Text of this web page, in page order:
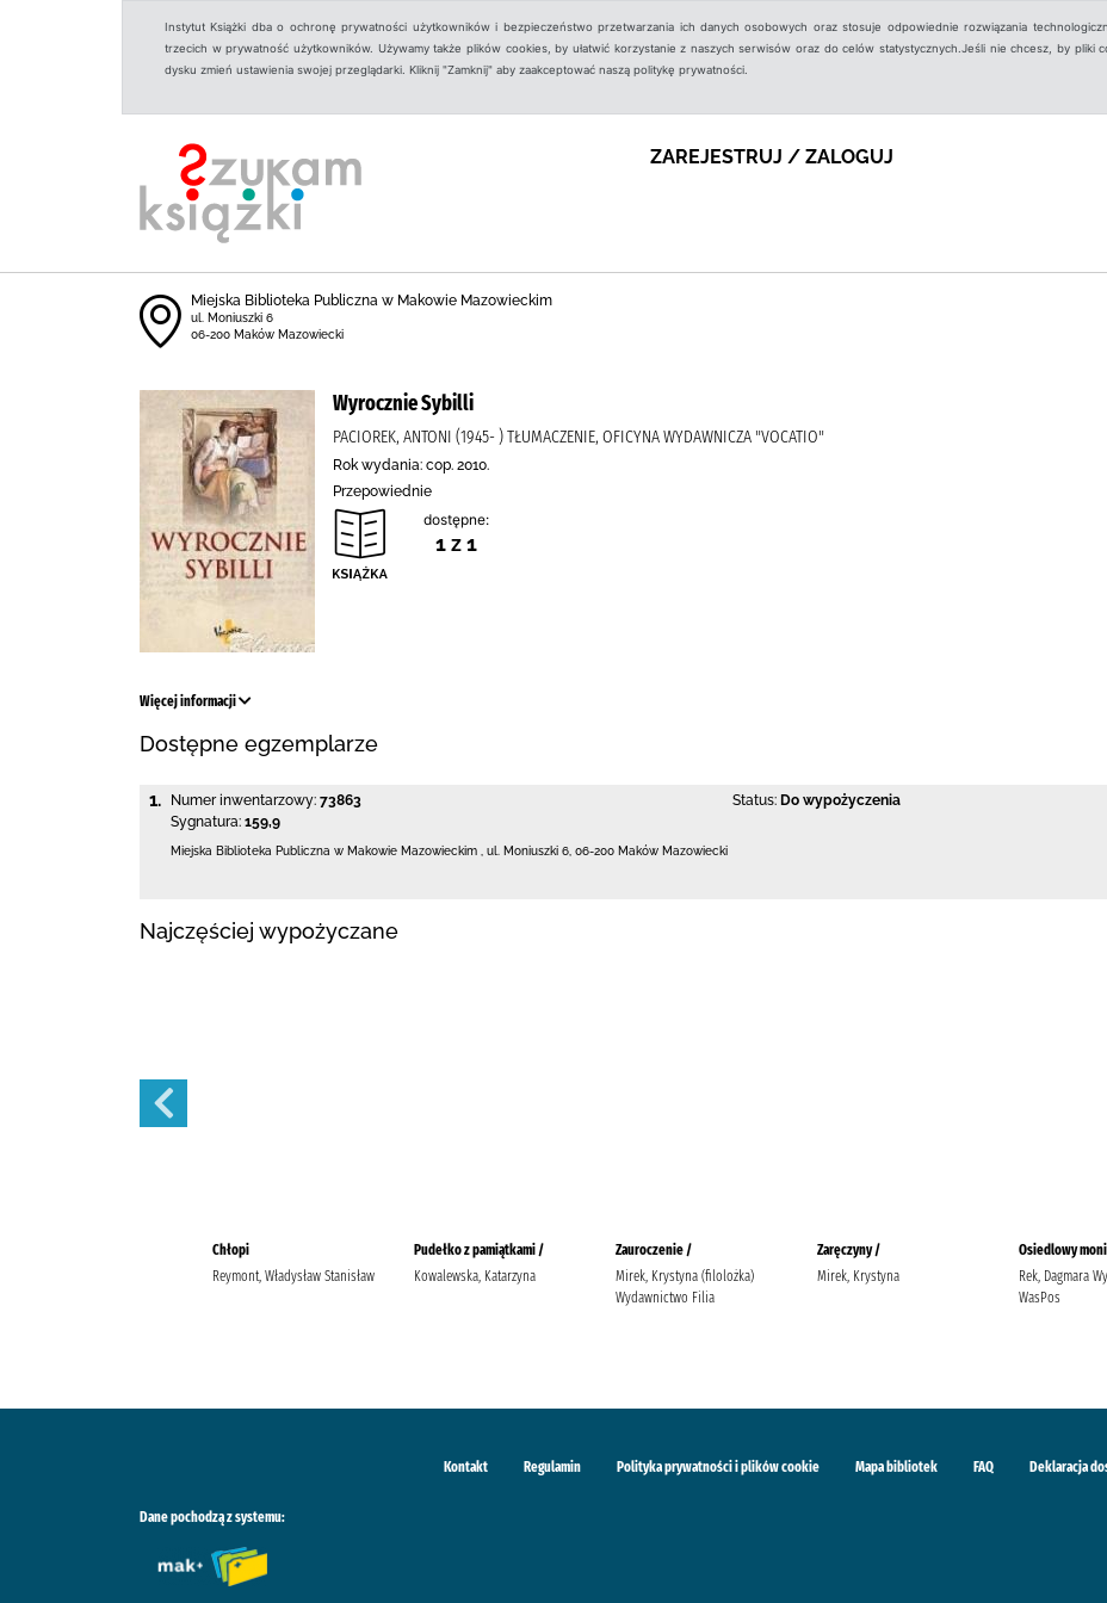
Instytut Książki dba o ochronę prywatności użytkowników i bezpieczeństwo przetwarzania ich danych osobowych oraz stosuje odpowiednie rozwiązania
trzecich w prywatność użytkowników. Używamy także plików cookies, by ułatwić korzystanie z naszych serwisów oraz do celów statystycznych.Jeśli nie chcesz, by pliki
dysku zmień ustawienia swojej przeglądarki. Kliknij "Zamknij" aby zaakceptować naszą politykę prywatności.
ZAREJESTRUJ / ZALOGUJ
Miejska Biblioteka Publiczna w Makowie Mazowieckim
ul. Moniuszki 6
06-200 Maków Mazowiecki
Wyrocznie Sybilli
PACIOREK, ANTONI (1945- ) TŁUMACZENIE, OFICYNA WYDAWNICZA "VOCATIO"
Rok wydania: cop. 2010.
Przepowiednie
dostępne:
1 z 1
Więcej informacji
Dostępne egzemplarze
1. Numer inwentarzowy: 73863
Sygnatura: 159,9
Status: Do wypożyczenia
Miejska Biblioteka Publiczna w Makowie Mazowieckim ul. Moniuszki 6 06-200 Maków Mazowiecki
Najczęściej wypożyczane
Chłopi
Reymont, Władysław Stanisław
Pudełko z pamiątkami /
Kowalewska, Katarzyna
Zauroczenie /
Mirek, Krystyna (filolożka)
Wydawnictwo Filia
Zaręczyny /
Mirek, Krystyna
Osiedlowy
Rek, Dagmara
WasPos
Kontakt Regulamin Polityka prywatności i plików cookie Mapa bibliotek FAQ Deklaracja
Dane pochodzą z systemu: